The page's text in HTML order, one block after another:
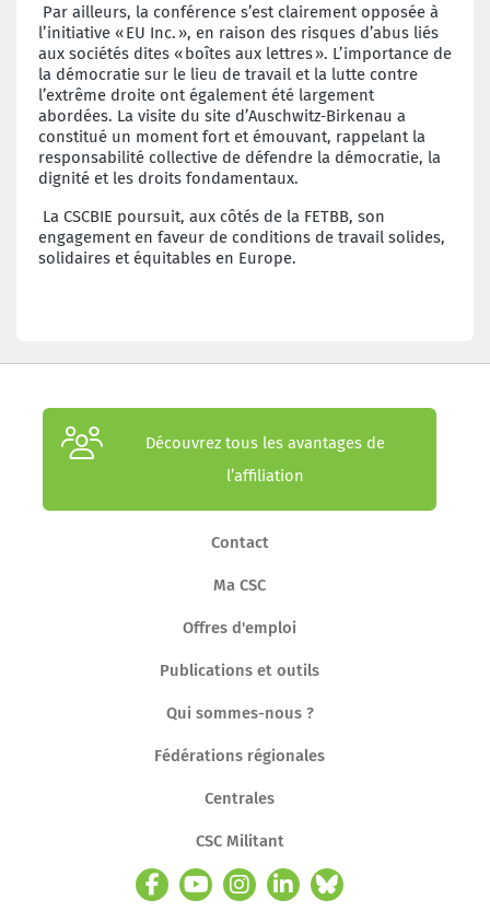
Par ailleurs, la conférence s’est clairement opposée à
l’initiative «EU Inc. », en raison des risques d’abus liés
aux sociétés dites «boîtes aux lettres». L’importance de
la démocratie sur le lieu de travail et la lutte contre
l’extrême droite ont également été largement
abordées. La visite du site d’Auschwitz‑Birkenau a
constitué un moment fort et émouvant, rappelant la
responsabilité collective de défendre la démocratie, la
dignité et les droits fondamentaux.
La CSCBIE poursuit, aux côtés de la FETBB, son
engagement en faveur de conditions de travail solides,
solidaires et équitables en Europe.
Découvrez tous les avantages de
l’affiliation
Contact
Ma CSC
Offres d'emploi
Publications et outils
Qui sommes-nous ?
Fédérations régionales
Centrales
CSC Militant